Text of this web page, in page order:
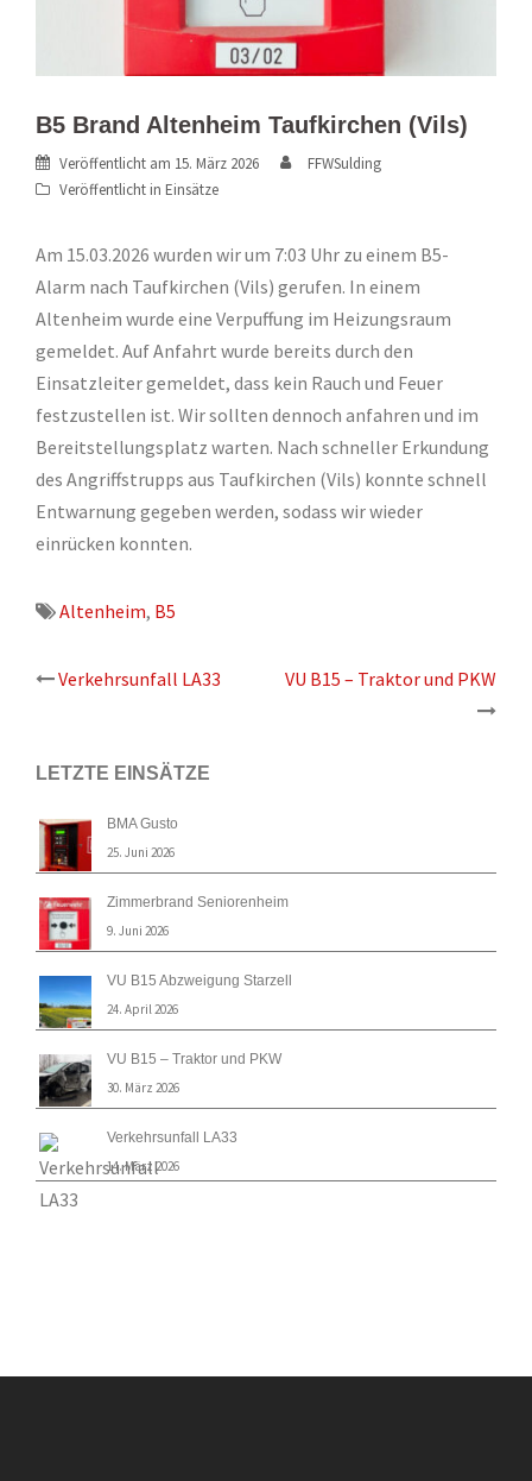
B5 Brand Altenheim Taufkirchen (Vils)
Veröffentlicht am 15. März 2026
FFWSulding
Veröffentlicht in Einsätze
Am 15.03.2026 wurden wir um 7:03 Uhr zu einem B5-
Alarm nach Taufkirchen (Vils) gerufen. In einem
Altenheim wurde eine Verpuffung im Heizungsraum
gemeldet. Auf Anfahrt wurde bereits durch den
Einsatzleiter gemeldet, dass kein Rauch und Feuer
festzustellen ist. Wir sollten dennoch anfahren und im
Bereitstellungsplatz warten. Nach schneller Erkundung
des Angriffstrupps aus Taufkirchen (Vils) konnte schnell
Entwarnung gegeben werden, sodass wir wieder
einrücken konnten.
Altenheim, B5
Beitrags-
Verkehrsunfall LA33 VU B15 – Traktor und PKW
LETZTE EINSÄTZE
BMA Gusto
25. Juni 2026
Zimmerbrand Seniorenheim
9. Juni 2026
VU B15 Abzweigung Starzell
24. April 2026
VU B15 – Traktor und PKW
30. März 2026
Verkehrsunfall LA33
14. März 2026